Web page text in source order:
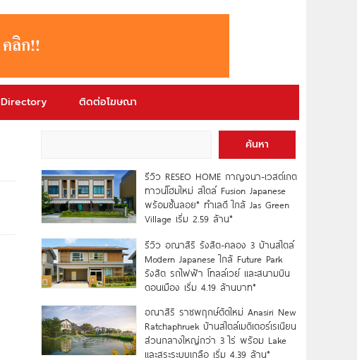
Directory ติดต่อโฆษณา
ค้นหา
รีวิว RESEO HOME กาญจนา-เวสต์เกต
ทาวน์โฮมใหม่ สไตล์ Fusion Japanese
พร้อมชั้นลอย* ทำเลดี ใกล้ Jas Green
Village เริ่ม 2.59 ล้าน*
รีวิว อณาสิริ รังสิต-คลอง 3 บ้านสไตล์
Modern Japanese ใกล้ Future Park
รังสิต รถไฟฟ้า โทลล์เวย์ และสนามบิน
ดอนเมือง เริ่ม 4.19 ล้านบาท*
อณาสิริ ราชพฤกษ์ตัดใหม่ Anasiri New
Ratchaphruek บ้านสไตล์เมดิเตอร์เรเนียน
ส่วนกลางใหญ่กว่า 3 ไร่ พร้อม Lake
และสระระบบเกลือ เริ่ม 4.39 ล้าน*